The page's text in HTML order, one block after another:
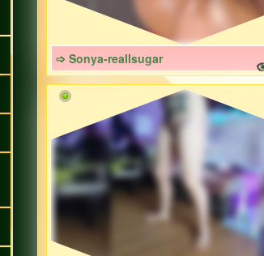
➩ Sonya-reallsugar